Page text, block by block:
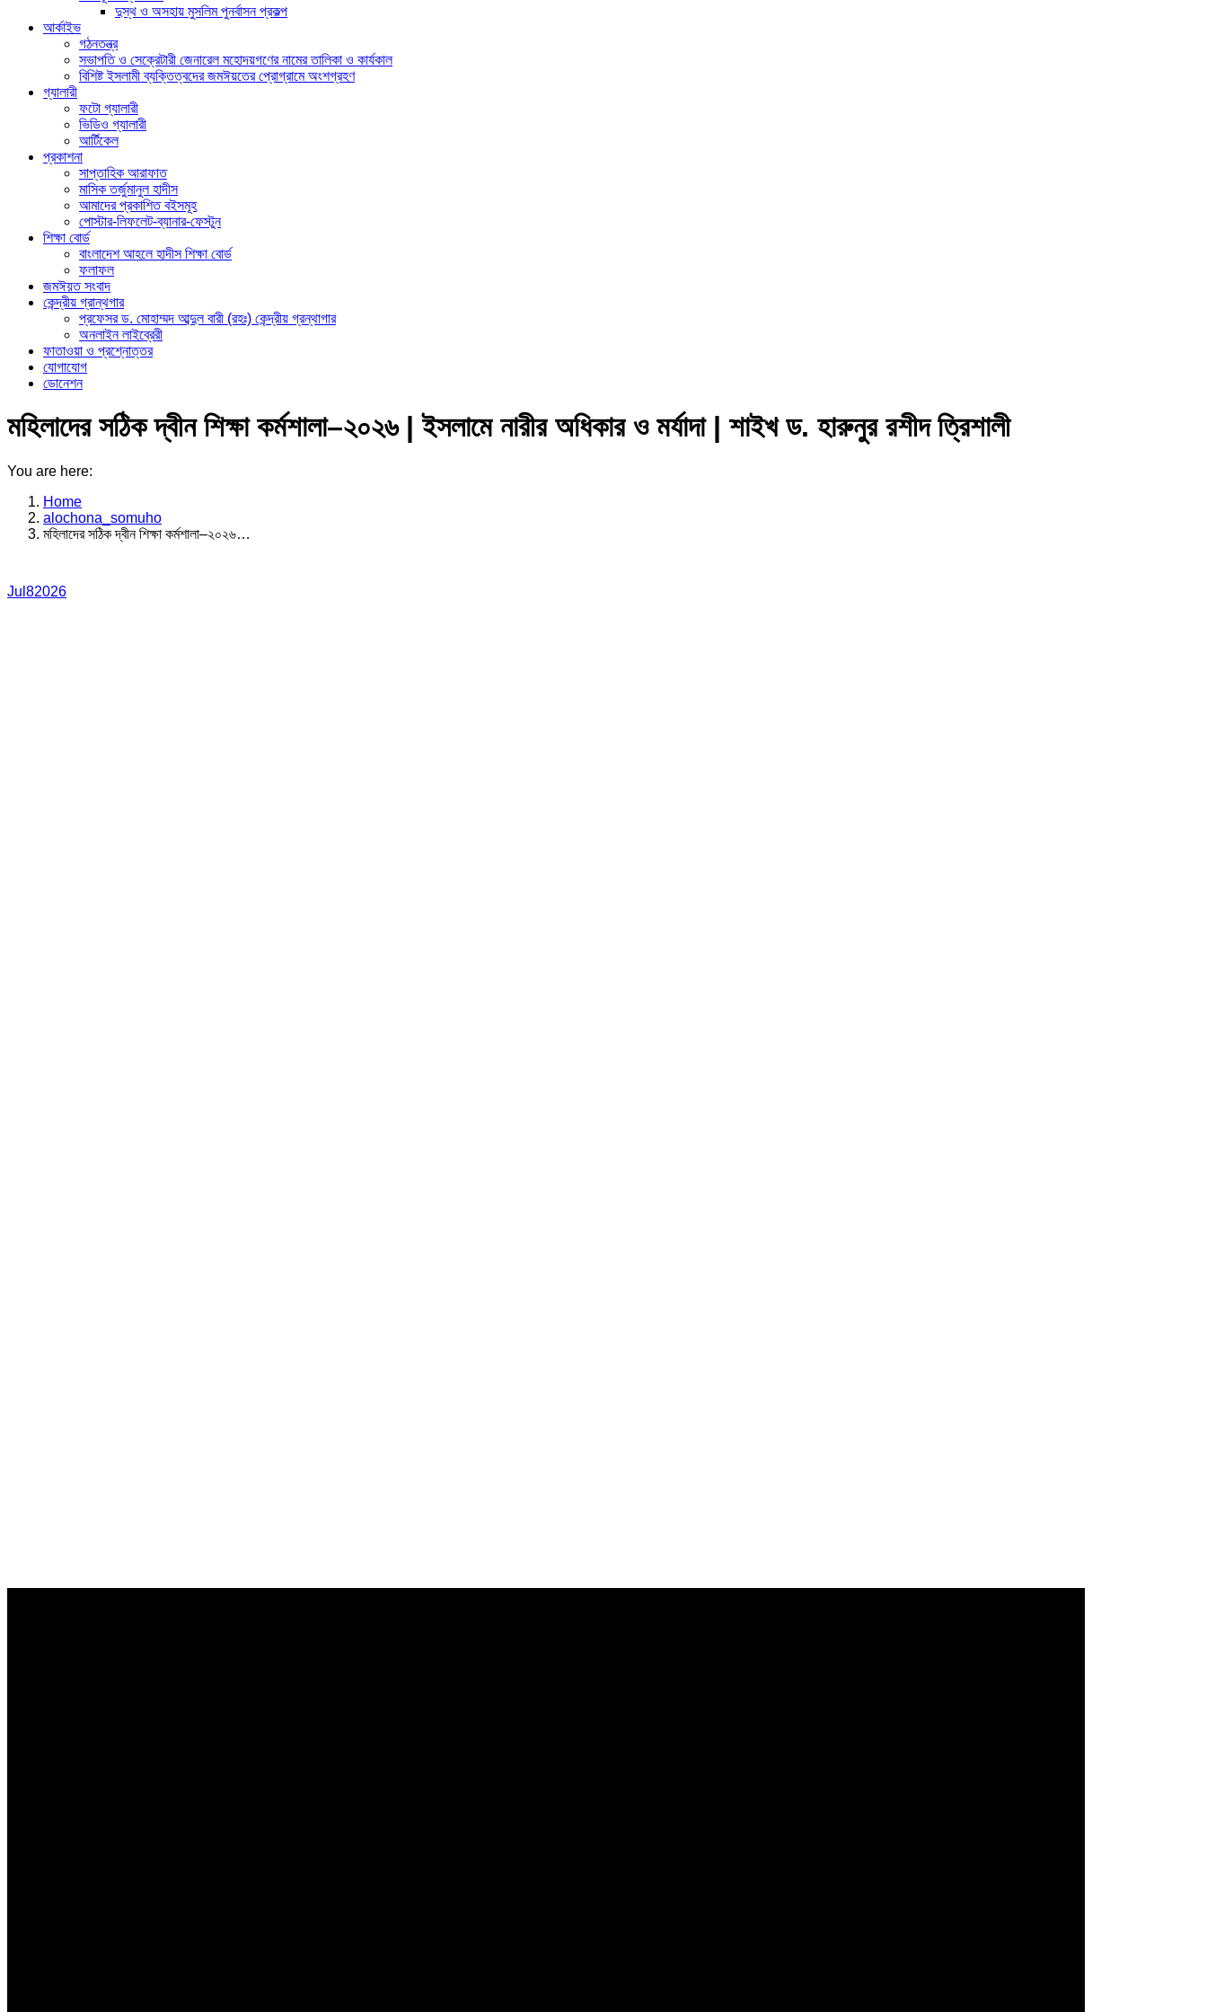
দুস্থ ও অসহায় মুসলিম পুনর্বাসন প্রকল্প
আর্কাইভ
গঠনতন্ত্র
সভাপতি ও সেক্রেটারী জেনারেল মহোদয়গণের নামের তালিকা ও কার্যকাল
বিশিষ্ট ইসলামী ব্যক্তিত্বদের জমঈয়তের প্রোগ্রামে অংশগ্রহণ
গ্যালারী
ফটো গ্যালারী
ভিডিও গ্যালারী
আর্টিকেল
প্রকাশনা
সাপ্তাহিক আরাফাত
মাসিক তর্জুমানুল হাদীস
আমাদের প্রকাশিত বইসমূহ
পোস্টার-লিফলেট-ব্যানার-ফেস্টুন
শিক্ষা বোর্ড
বাংলাদেশ আহলে হাদীস শিক্ষা বোর্ড
ফলাফল
জমঈয়ত সংবাদ
কেন্দ্রীয় গ্রান্থগার
প্রফেসর ড. মোহাম্মদ আব্দুল বারী (রহঃ) কেন্দ্রীয় গ্রন্থাগার
অনলাইন লাইব্রেরী
ফাতাওয়া ও প্রশ্নোত্তর
যোগাযোগ
ডোনেশন
মহিলাদের সঠিক দ্বীন শিক্ষা কর্মশালা–২০২৬ | ইসলামে নারীর অধিকার ও মর্যাদা | শাইখ ড. হারুনুর রশীদ ত্রিশালী
You are here:
Home
alochona_somuho
মহিলাদের সঠিক দ্বীন শিক্ষা কর্মশালা–২০২৬…
Jul 82026